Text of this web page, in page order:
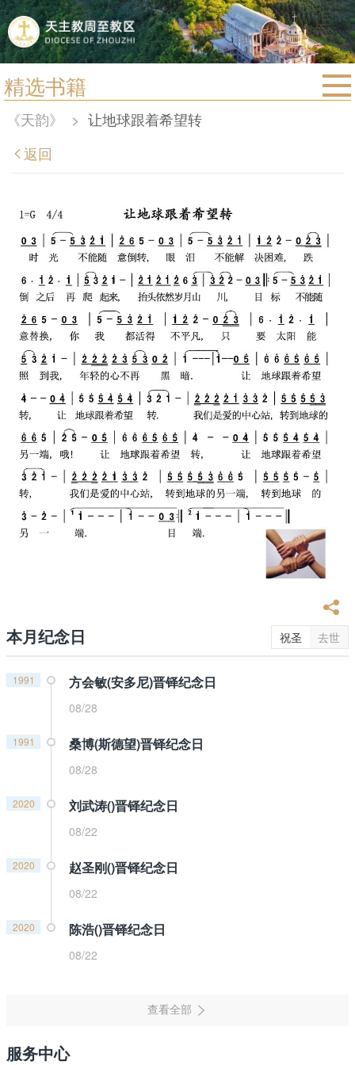
精选书籍
首页
宗教法规
信仰文萃
教会圣月
《天韵》 > 让地球跟着希望转
返回
本月纪念日 祝圣 去世
1991 方会敏(安多尼)晋铎纪念日
08/28
1991 桑博(斯德望)晋铎纪念日
08/28
2020 刘武涛()晋铎纪念日
08/22
2020 赵圣刚()晋铎纪念日
08/22
2020 陈浩()晋铎纪念日
08/22
服务中心